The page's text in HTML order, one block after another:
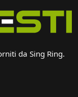
da Sing Ring.